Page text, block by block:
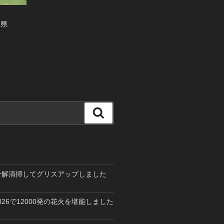
索
清掃してグリスアップしました
で12000発の花火を堪能しました